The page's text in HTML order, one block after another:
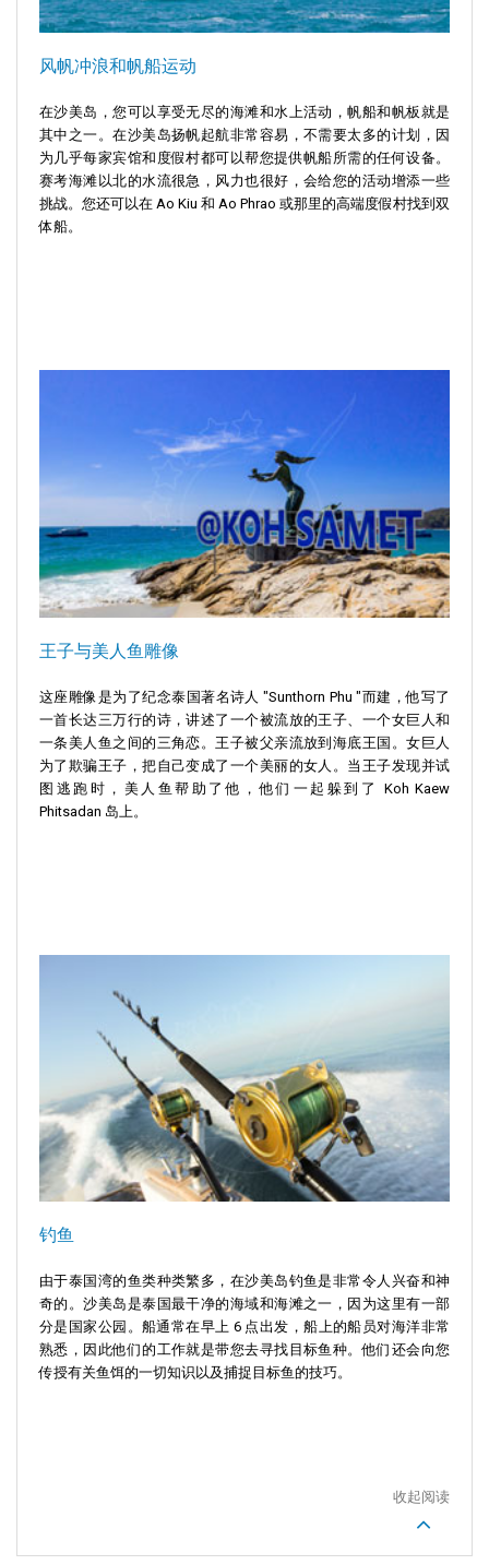
风帆冲浪和帆船运动
在沙美岛，您可以享受无尽的海滩和水上活动，帆船和帆板就是
其中之一。在沙美岛扬帆起航非常容易，不需要太多的计划，因
为几乎每家宾馆和度假村都可以帮您提供帆船所需的任何设备。
赛考海滩以北的水流很急，风力也很好，会给您的活动增添一些
挑战。您还可以在 Ao Kiu 和 Ao Phrao 或那里的高端度假村找到双
体船。
王子与美人鱼雕像
这座雕像是为了纪念泰国著名诗人 "Sunthorn Phu "而建，他写了
一首长达三万行的诗，讲述了一个被流放的王子、一个女巨人和
一条美人鱼之间的三角恋。王子被父亲流放到海底王国。女巨人
为了欺骗王子，把自己变成了一个美丽的女人。当王子发现并试
图逃跑时，美人鱼帮助了他，他们一起躲到了 Koh Kaew
Phitsadan 岛上。
钓鱼
由于泰国湾的鱼类种类繁多，在沙美岛钓鱼是非常令人兴奋和神
奇的。沙美岛是泰国最干净的海域和海滩之一，因为这里有一部
分是国家公园。船通常在早上 6 点出发，船上的船员对海洋非常
熟悉，因此他们的工作就是带您去寻找目标鱼种。他们还会向您
传授有关鱼饵的一切知识以及捕捉目标鱼的技巧。
收起阅读